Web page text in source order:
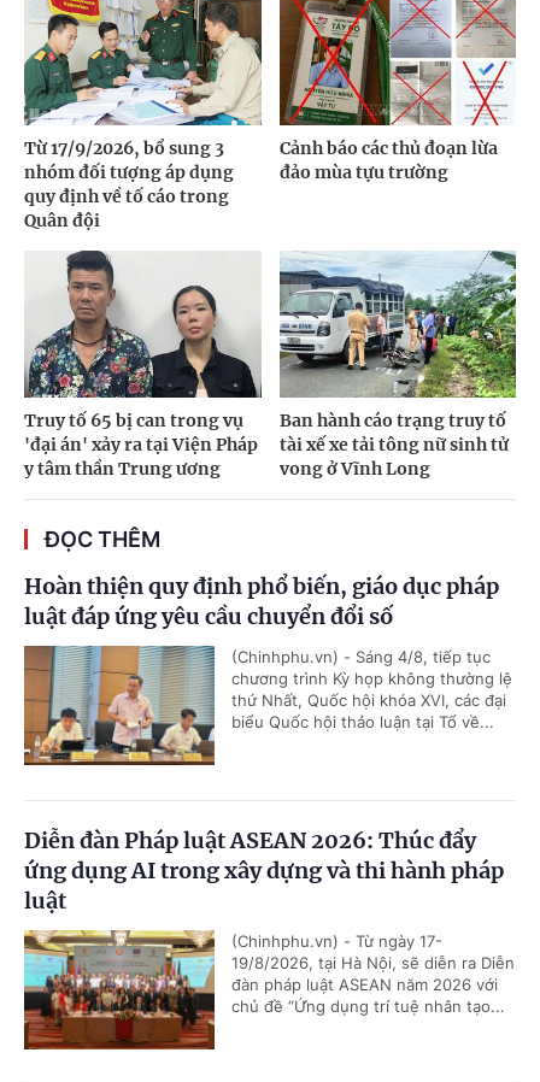
Từ 17/9/2026, bổ sung 3
nhóm đối tượng áp dụng
quy định về tố cáo trong
Quân đội
Cảnh báo các thủ đoạn lừa
đảo mùa tựu trường
Truy tố 65 bị can trong vụ
'đại án' xảy ra tại Viện Pháp
y tâm thần Trung ương
Ban hành cáo trạng truy tố
tài xế xe tải tông nữ sinh tử
vong ở Vĩnh Long
ĐỌC THÊM
Hoàn thiện quy định phổ biến, giáo dục pháp
luật đáp ứng yêu cầu chuyển đổi số
(Chinhphu.vn) - Sáng 4/8, tiếp tục
chương trình Kỳ họp không thường lệ
thứ Nhất, Quốc hội khóa XVI, các đại
biểu Quốc hội thảo luận tại Tổ về...
Diễn đàn Pháp luật ASEAN 2026: Thúc đẩy
ứng dụng AI trong xây dựng và thi hành pháp
luật
(Chinhphu.vn) - Từ ngày 17-
19/8/2026, tại Hà Nội, sẽ diễn ra Diễn
đàn pháp luật ASEAN năm 2026 với
chủ đề “Ứng dụng trí tuệ nhân tạo...